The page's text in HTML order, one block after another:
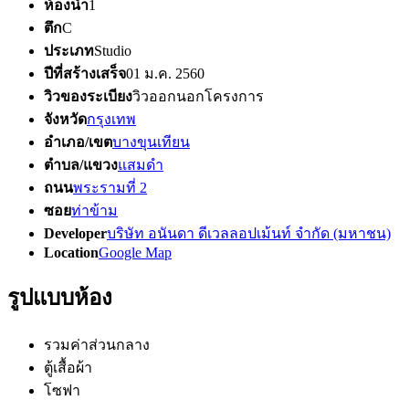
ห้องน้ำ1
ตึกC
ประเภทStudio
ปีที่สร้างเสร็จ01 ม.ค. 2560
วิวของระเบียงวิวออกนอกโครงการ
จังหวัดกรุงเทพ
อำเภอ/เขตบางขุนเทียน
ตำบล/แขวงแสมดำ
ถนนพระรามที่ 2
ซอยท่าข้าม
Developerบริษัท อนันดา ดีเวลลอปเม้นท์ จำกัด (มหาชน)
LocationGoogle Map
รูปแบบห้อง
รวมค่าส่วนกลาง
ตู้เสื้อผ้า
โซฟา